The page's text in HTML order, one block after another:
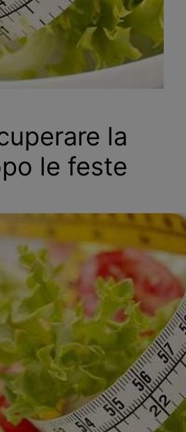
la
le feste